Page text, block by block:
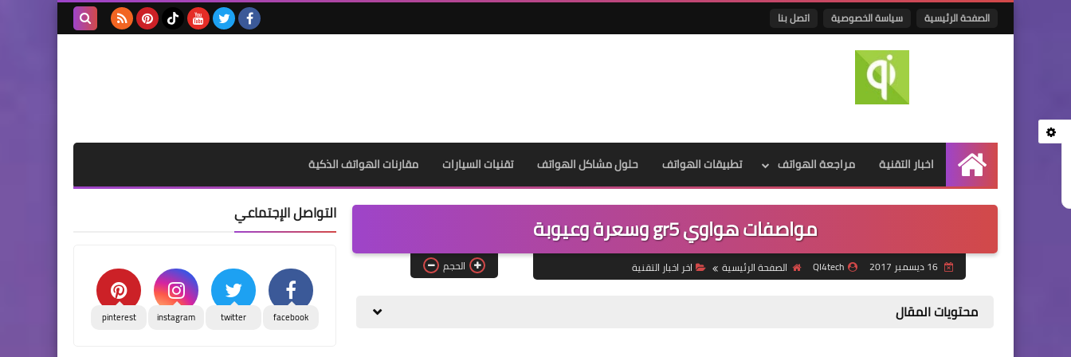
الصفحة الرئيسية سياسة الخصوصية اتصل بنا
الرئيسية
اخبار التقنية مراجعة الهواتف تطبيقات الهواتف حلول مشاكل الهواتف تقنيات السيارات مقارنات الهواتف الذكية
مواصفات هواوي gr5 وسعرة وعيوبة
16 ديسمبر 2017 QI4tech الصفحة الرئيسية اخر اخبار التقنية الحجم
محتويات المقال
التواصل الإجتماعي
facebook
twitter
instagram
pinterest